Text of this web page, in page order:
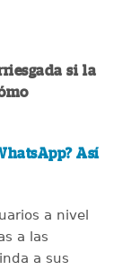
si la
Así
a nivel
a las
a sus